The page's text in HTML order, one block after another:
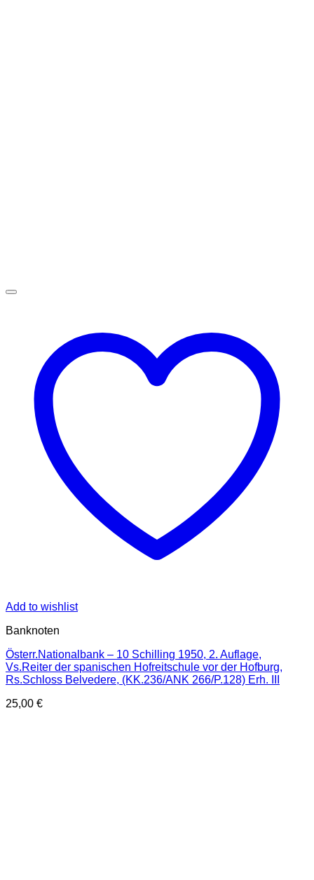
Add to wishlist
Banknoten
Österr.Nationalbank – 10 Schilling 1950, 2. Auflage,
Vs.Reiter der spanischen Hofreitschule vor der Hofburg,
Rs.Schloss Belvedere, (KK.236/ANK 266/P.128) Erh. III
25,00 €